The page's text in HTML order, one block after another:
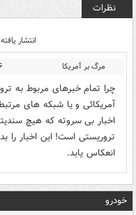
نظرات
انتشار یافته: 1
مرگ بر آمریکا
چرا تمام خبرهای مربوط به
آمریکائی و یا شبکه های
اخبار بی سروته که هیچ
تروریستی است! این اخبار را
انعکاس یابد.
خودرو